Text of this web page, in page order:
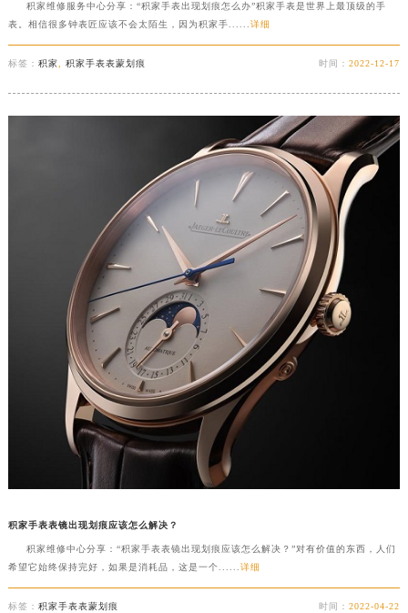
积家维修服务中心分享：“积家手表出现划痕怎么办”积家手表是世界上最顶级的手
表。相信很多钟表匠应该不会太陌生，因为积家手...... 详细
标签： 积家 积家手表表蒙划痕 时间：2022-12-17
积家手表表镜出现划痕应该怎么解决？
积家维修中心分享：“积家手表表镜出现划痕应该怎么解决？”对有价值的东西，人们
希望它始终保持完好，如果是消耗品，这是一个......详细
标签： 积家手表表蒙划痕 时间：2022-04-22